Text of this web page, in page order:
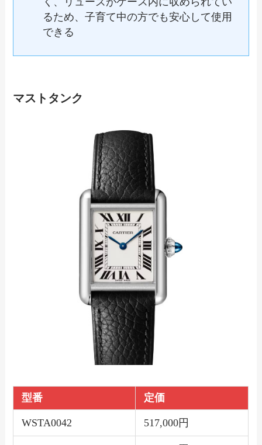
るため、子育て中の方でも安心して使用
できる
マストタンク
型番 定価
WSTA0042 517,000円